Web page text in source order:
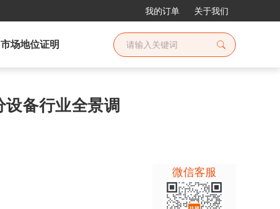
我的订单 关于我们
市场地位证明
备行业全景调
微信客服